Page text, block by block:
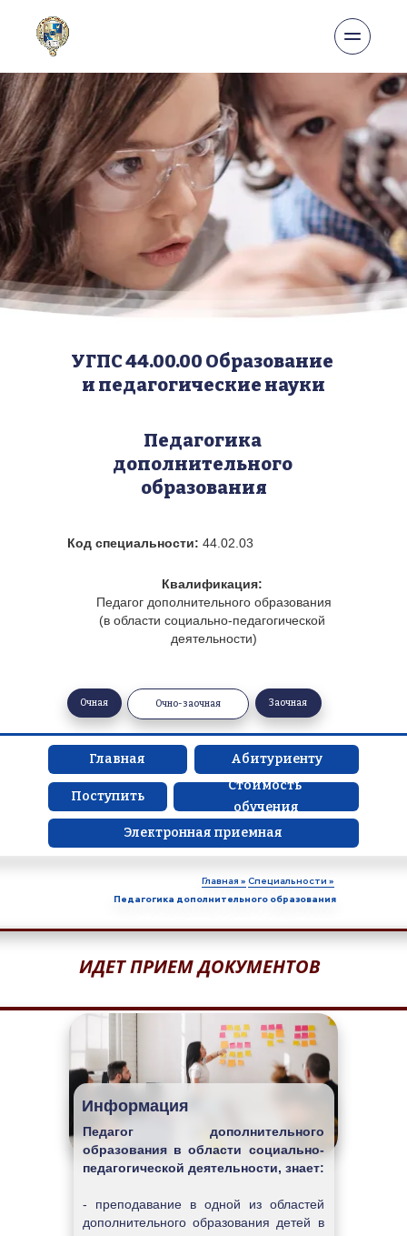
УГПС 44.00.00 Образование
и педагогические науки
Педагогика
дополнительного
образования
Код специальности: 44.02.03
Очная Очно-заочная Заочная
Квалификация:
Педагог дополнительного образования
(в области социально-педагогической
деятельности)
Главная
Абитуриенту
Стоимость
обучения
Поступить
Электронная приемная
Главная » Специальности »
Педагогика дополнительного образования
ИДЕТ ПРИЕМ ДОКУМЕНТОВ
Педагог дополнительного
образования в области социально-
педагогической деятельности, знает:
- преподавание в одной из областей
дополнительного образования детей в
Информация